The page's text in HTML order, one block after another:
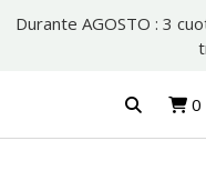
Durante AGOSTO : 3
0